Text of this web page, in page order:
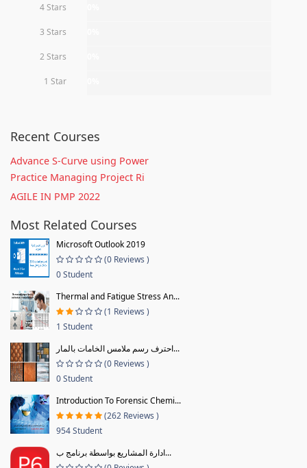
4 Stars
3 Stars
2 Stars
1 Star
Recent Courses
Advance S-Curve using Power
Practice Managing Project Ri
AGILE IN PMP 2022
Most Related Courses
Microsoft Outlook 2019
(0 Reviews )
0 Student
Thermal and Fatigue Stress An...
(1 Reviews )
1 Student
احترف رسم ملامس الخامات بالمار...
(0 Reviews )
0 Student
Introduction To Forensic Chemi...
(262 Reviews )
954 Student
ادارة المشاريع بواسطة برنامج ب...